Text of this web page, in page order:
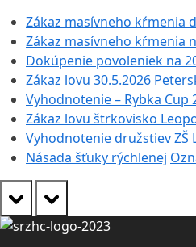
Zákaz masívneho kŕmenia
Zákaz masívneho kŕmenia
Dokúpenie povoleniek na
Zákaz lovu 30.5.2026
Vyhodnotenie – Rybka Cup
Zákaz lovu štrkovisko
Vyhodnotenie družstiev ZŠ
Násada šťuky rýchlenej
prev next